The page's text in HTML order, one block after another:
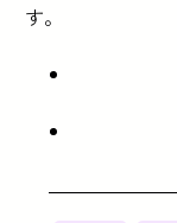
す。